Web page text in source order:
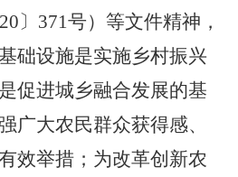
〕 371号）等文件精神，
础设施是实施乡村振兴
促进城乡融合发展的基
广大农民群众获得感、
效举措；为改革创新农